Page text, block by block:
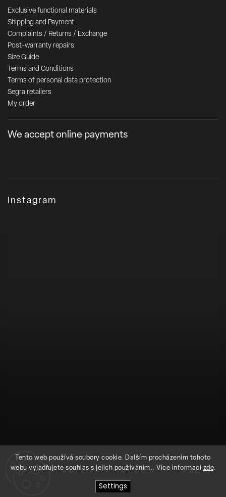
Tento web používá soubory cookie. Dalším procházením tohoto
webu vyjadřujete souhlas s jejich používáním.. Více informací zde.
Settings
Exclusive functional materials
Shipping and Payment
Complaints / Returns / Exchange
Post-warranty repairs
Size Guide
Terms and Conditions
Terms of personal data protection
Segra retailers
My order
We accept online payments
Instagram